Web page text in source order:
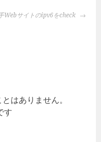
Webサイトのipv6をcheck
はありません。
す